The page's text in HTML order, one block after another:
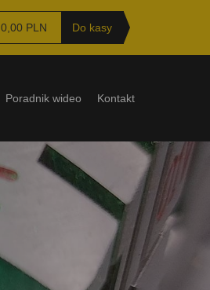
0,00 PLN Do kasy
Poradnik wideo Kontakt